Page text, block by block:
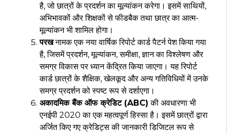
है, जो छात्रों के प्रदर्शन का मूल्यांकन करेगा। इसमें साथियों,
अभिभावकों और शिक्षकों से फीडबैक तथा छात्र का आत्म-
मूल्यांकन भी शामिल होगा।
परखनामक एक नया वार्षिक रिपोर्ट कार्ड पैटर्न पेश किया गया
है, जिसमें प्रदर्शन, मूल्यांकन, समीक्षा, ज्ञान का विश्लेषण और
समग्र विकास पर ध्यान केंद्रित किया जाएगा। यह रिपोर्ट
कार्ड छात्रों के शैक्षिक, खेलकूद और अन्य गतिविधियों में उनके
समग्र प्रदर्शन को स्पष्ट रूप से दर्शाएगा।
अकादमिक बैंक ऑफ क्रेडिट (ABC) की अवधारणा भी
एनईपी 2020 का एक महत्वपूर्ण हिस्सा है। इसमें छात्रों द्वारा
अर्जित किए गए क्रेडिट्स की जानकारी डिजिटल रूप से